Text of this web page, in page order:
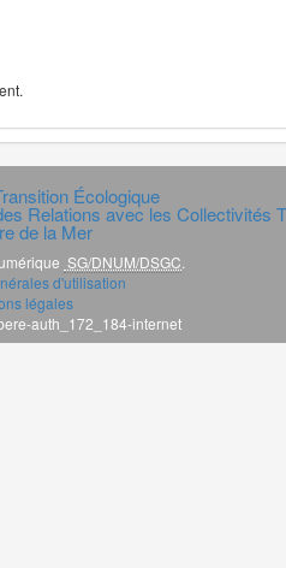
Écologique
Relations avec les Collectivités
de la Mer
SG/DNUM/DSGC
d'utilisation
légales
auth_172_184-internet